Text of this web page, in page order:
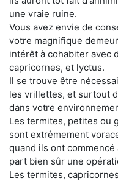
une vraie ruine.
Vous avez envie de
votre magnifique
intérêt à cohabiter avec
capricornes, et lyctus.
Il se trouve être
les vrillettes, et surtout
dans votre
Les termites, petites ou
sont extrêmement
quand ils ont
part bien sûr une
Les termites,